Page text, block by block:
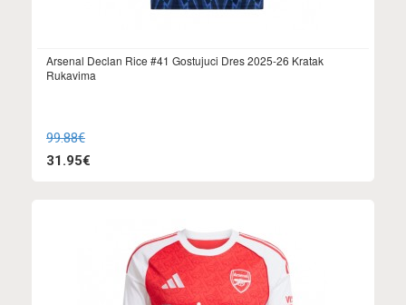
Arsenal Declan Rice #41 Gostujuci Dres 2025-26 Kratak
Rukavima
99.88€
31.95€